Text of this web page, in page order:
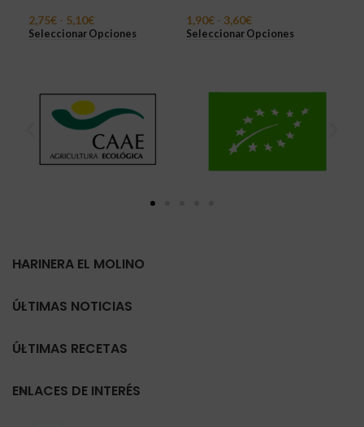
2,75€ - 5,10€
Seleccionar Opciones
1,90€ - 3,60€
Seleccionar Opciones
HARINERA EL MOLINO
ÚLTIMAS NOTICIAS
ÚLTIMAS RECETAS
ENLACES DE INTERÉS